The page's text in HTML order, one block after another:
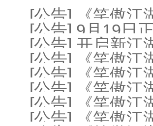
[公告] 《笑傲江
[公告] 9月19日
[公告] 开启新江
[公告] 《笑傲江
[公告] 《笑傲江
[公告] 《笑傲江
[公告] 《笑傲江
[公告] 《笑傲江